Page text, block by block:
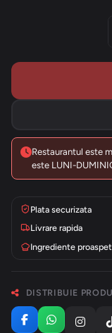
Restaurantul este
este LUNI-
Plata securizata
Livrare rapida
Ingrediente
DISTRIBUIE